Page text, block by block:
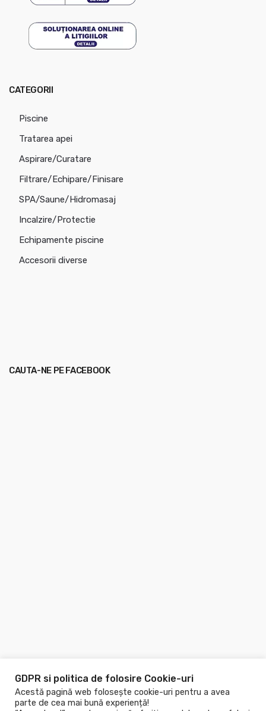
CATEGORII
Piscine
Tratarea apei
Aspirare/Curatare
Filtrare/Echipare/Finisare
SPA/Saune/Hidromasaj
Incalzire/Protectie
Echipamente piscine
Accesorii diverse
CAUTA-NE PE FACEBOOK
GDPR si politica de folosire Cookie-uri
Acestă pagină web folosește cookie-uri pentru a avea
parte de cea mai bună experiență!